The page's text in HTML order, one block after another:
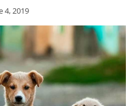
4, 2019